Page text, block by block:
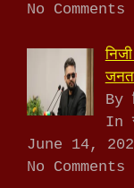
No Comments
By
In
June 14,
No Comments